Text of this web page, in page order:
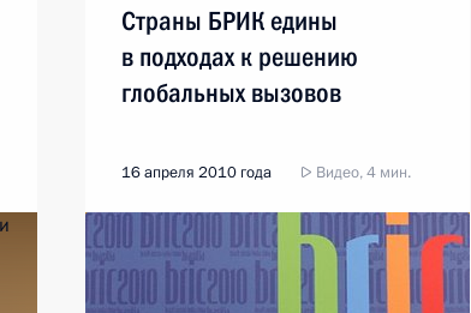
Страны БРИК едины
в подходах к решению
глобальных вызовов
16 апреля 2010 года Видео, 4 мин.